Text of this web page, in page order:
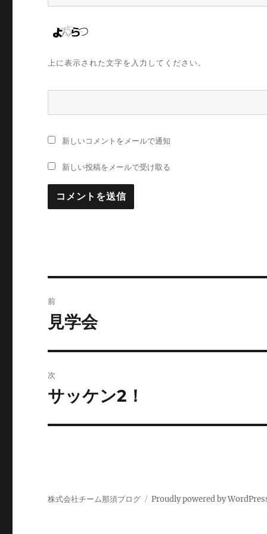
上に表示された文字を入力してください。
新しいコメントをメールで通知
新しい投稿をメールで受け取る
稿
ゲ
前
前
投
稿:
見学会
次
次
投
サッケン2！
株式会社チーム那須ブログ Proudly powered by